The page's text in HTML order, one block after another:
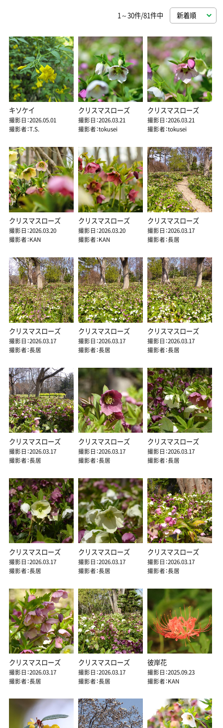
1～30件/81件中
キソケイ
撮影日：2026.05.01
撮影者：T.S.
クリスマスローズ
撮影日：2026.03.21
撮影者：tokusei
クリスマスローズ
撮影日：2026.03.21
撮影者：tokusei
クリスマスローズ
撮影日：2026.03.20
撮影者：KAN
クリスマスローズ
撮影日：2026.03.20
撮影者：KAN
クリスマスローズ
撮影日：2026.03.17
撮影者：長居
クリスマスローズ
撮影日：2026.03.17
撮影者：長居
クリスマスローズ
撮影日：2026.03.17
撮影者：長居
クリスマスローズ
撮影日：2026.03.17
撮影者：長居
クリスマスローズ
撮影日：2026.03.17
撮影者：長居
クリスマスローズ
撮影日：2026.03.17
撮影者：長居
クリスマスローズ
撮影日：2026.03.17
撮影者：長居
クリスマスローズ
撮影日：2026.03.17
撮影者：長居
クリスマスローズ
撮影日：2026.03.17
撮影者：長居
クリスマスローズ
撮影日：2026.03.17
撮影者：長居
クリスマスローズ
撮影日：2026.03.17
撮影者：長居
クリスマスローズ
撮影日：2026.03.17
撮影者：長居
彼岸花
撮影日：2025.09.23
撮影者：KAN